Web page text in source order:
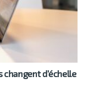
d’échelle